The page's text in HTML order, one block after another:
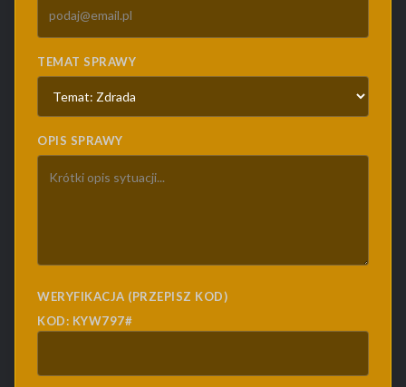
TEMAT SPRAWY
OPIS SPRAWY
WERYFIKACJA (PRZEPISZ KOD)
KOD: KYW797#